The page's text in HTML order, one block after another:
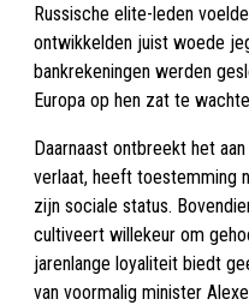
Russische elite-leden
ontwikkelden juist woede
bankrekeningen werden
Europa op hen zat te
Daarnaast ontbreekt het
verlaat, heeft toestemming
zijn sociale status.
cultiveert willekeur om
jarenlange loyaliteit biedt
van voormalig minister